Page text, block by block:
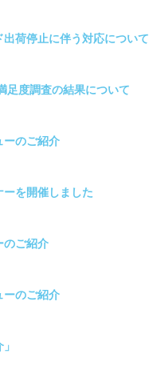
荷停止に伴う対応について
足度調査の結果について
ーのご紹介
を開催しました
のご紹介
ーのご紹介